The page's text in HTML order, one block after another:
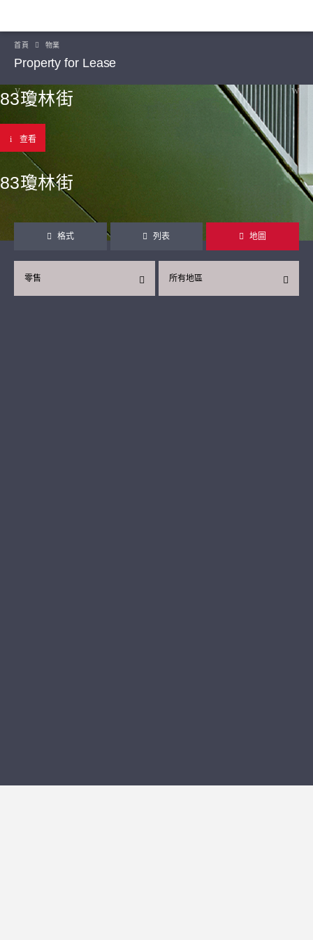
首頁 物業
Property for Lease
83瓊林街
查看
83瓊林街
格式 列表 地圖
所有地區
零售